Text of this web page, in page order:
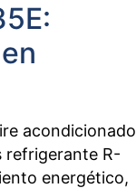
acondicionado
refrigerante R-
energético,